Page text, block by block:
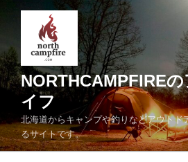
ン
ツ
へ
キ
ッ
NORTHCAMPFIRE
イフ
北海道からキャンプや釣りなどアウトド
るサイトです。